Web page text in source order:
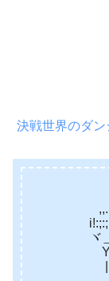
決戦世界のダ
r‐～
,,.､lゞ
ヾ＿＿
Y＾＾
| ﾍ